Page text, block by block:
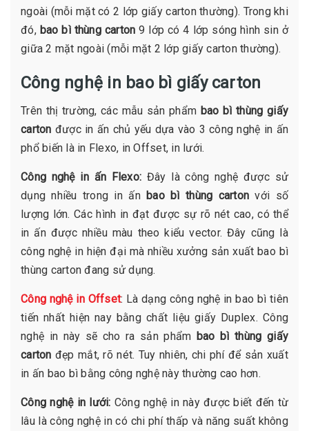
ngoài (mỗi mặt có 2 lớp giấy carton thường). Trong khi
đó, bao bì thùng carton 9 lớp có 4 lớp sóng hình sin ở
giữa 2 mặt ngoài (mỗi mặt 2 lớp giấy carton thường).
Công nghệ in bao bì giấy carton
Trên thị trường, các mẫu sản phẩm bao bì thùng giấy
carton được in ấn chủ yếu dựa vào 3 công nghệ in ấn
phổ biến là in Flexo, in Offset, in lưới.
Công nghệ in ấn Flexo: Đây là công nghệ được sử
dụng nhiều trong in ấnbao bì thùng carton với số
lượng lớn. Các hình in đạt được sự rõ nét cao, có thể
in ấn được nhiều màu theo kiểu vector. Đây cũng là
công nghệ in hiện đại mà nhiều xưởng sản xuất bao bì
thùng carton đang sử dụng.
Công nghệ in Offset: Là dạng công nghệ in bao bì tiên
tiến nhất hiện nay bằng chất liệu giấy Duplex. Công
nghệ in này sẽ cho ra sản phẩm bao bì thùng giấy
carton đẹp mắt, rõ nét. Tuy nhiên, chi phí để sản xuất
in ấn bao bì bằng công nghệ này thường cao hơn.
Công nghệ in lưới: Công nghệ in này được biết đến từ
lâu là công nghệ in có chi phí thấp và năng suất không